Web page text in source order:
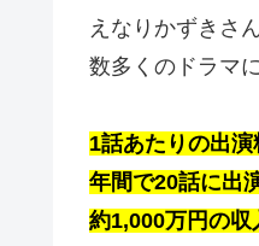
えなりかずきさ
数多くのドラマ
1話あたりの出演
年間で20話に出
約1,000万円の収